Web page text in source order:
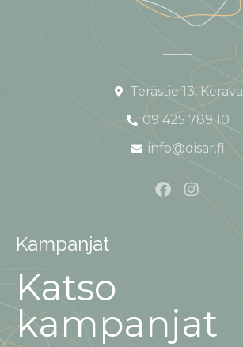
Terästie 13, Kerava
09 425 789 10
info@disar.fi
Kampanjat
Katso
kampanjat